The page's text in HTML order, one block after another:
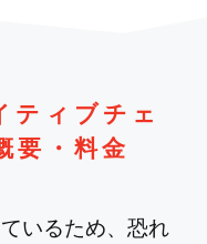
ティブチェ
要・料金
いるため、恐れ